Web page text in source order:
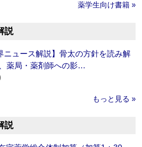
薬学生向け書籍 »
説
ニュース解説】骨太の方針を読み解
薬局・薬剤師への影…
もっと見る »
説